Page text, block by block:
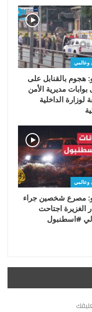
وعالمي
هجوم بالقنابل على
مديرية الأمن
لوزارة الداخلية
وعالمي
مصرع شخصين جراء
الغزيرة اجتاحت
#اسطنبول